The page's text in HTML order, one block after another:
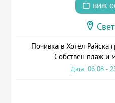
виж
Почивка в Хотел Райска
Собствен плаж и
Дата: 06.08 -